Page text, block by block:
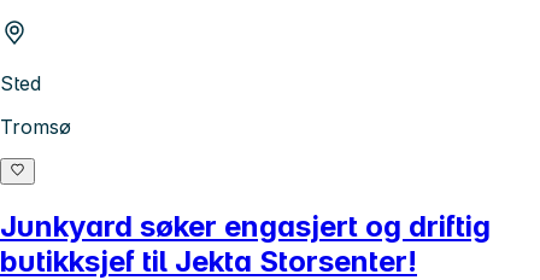
Sted
Tromsø
Junkyard søker engasjert og driftig
butikksjef til Jekta Storsenter!